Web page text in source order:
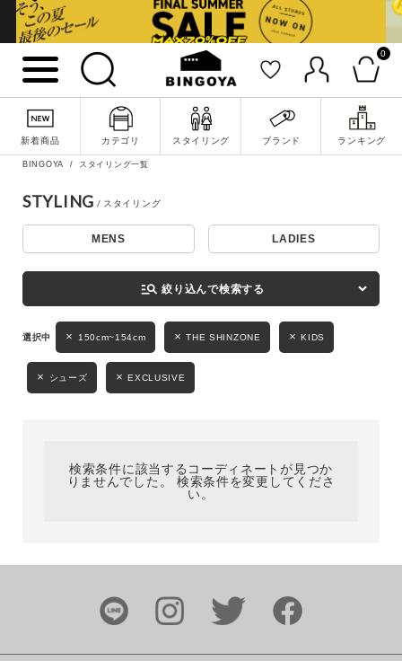
0
新着商品 カテゴリ スタイリング ブランド ランキング
詳細検索
キーワード
性別
MENS LADIES KIDS
ブランド
BINGOYA スタイリング一覧
STYLING
MENS LADIES
manage_search 絞り込んで検索する
150cm~154cm THE SHINZONE KIDS
シューズ EXCLUSIVE
検索条件に該当するコーディネートが見つか
りませんでした。 検索条件を変更してくださ
い。